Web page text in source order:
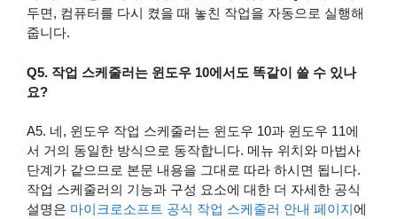
두면, 컴퓨터를 다시 켰을 때 놓친 작업을 자동으로 실행해
줍니다.
Q5. 작업 스케줄러는 윈도우 10에서도 똑같이 쓸 수 있나
요?
A5. 네, 윈도우 작업 스케줄러는 윈도우 10과 윈도우 11에
서 거의 동일한 방식으로 동작합니다. 메뉴 위치와 마법사
단계가 같으므로 본문 내용을 그대로 따라 하시면 됩니다.
작업 스케줄러의 기능과 구성 요소에 대한 더 자세한 공식
설명은 마이크로소프트 공식 작업 스케줄러 안내 페이지에